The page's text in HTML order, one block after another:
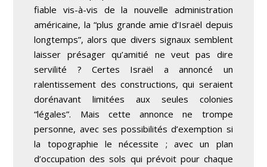
fiable vis-à-vis de la nouvelle administration
américaine, la “plus grande amie d’Israël depuis
longtemps”, alors que divers signaux semblent
laisser présager qu’amitié ne veut pas dire
servilité ? Certes Israël a annoncé un
ralentissement des constructions, qui seraient
dorénavant limitées aux seules colonies
“légales”. Mais cette annonce ne trompe
personne, avec ses possibilités d’exemption si
la topographie le nécessite ; avec un plan
d’occupation des sols qui prévoit pour chaque